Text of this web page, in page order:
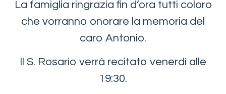
La famiglia ringrazia fin d’ora tutti coloro
che vorranno onorare la memoria del
caro Antonio.
Il S. Rosario verrà recitato venerdì alle
19:30.